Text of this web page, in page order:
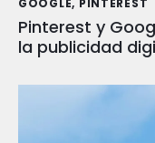
Pinterest y
la publicidad